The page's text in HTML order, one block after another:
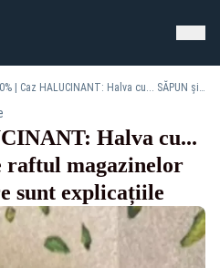
100% | Caz HALUCINANT: Halva cu... SĂPUN și fistic, pe raftul magazinelor din România - Care sunt explicațiile
Halva cu...
raftul magazinelor
sunt explicațiile